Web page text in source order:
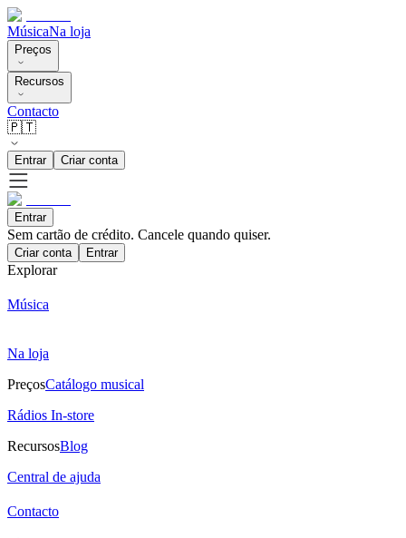
MúsicaNa loja
Preços
Recursos
Contacto
🇵🇹
Entrar Criar conta
Entrar
Sem cartão de crédito. Cancele quando quiser.
Criar conta Entrar
Explorar
Música
Na loja
PreçosCatálogo musical
Rádios In-store
RecursosBlog
Central de ajuda
Contacto